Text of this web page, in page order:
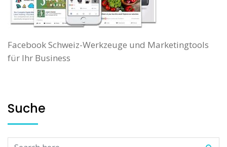
Facebook Schweiz-Werkzeuge und Marketingtools
für Ihr Business
Suche